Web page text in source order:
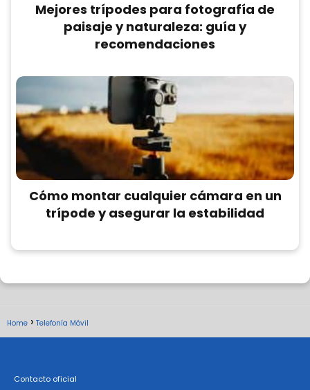
Mejores trípodes para fotografía de
paisaje y naturaleza: guía y
recomendaciones
Cómo montar cualquier cámara en un
trípode y asegurar la estabilidad
Home Telefonía Móvil
Contacto oficial